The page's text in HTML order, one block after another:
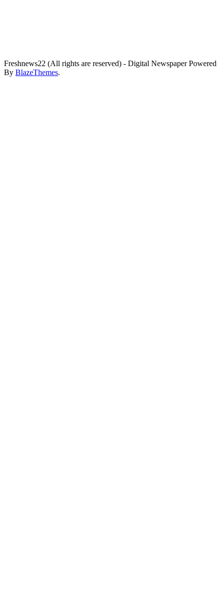
Freshnews22 (All rights are reserved) - Digital Newspaper Powered
By BlazeThemes.